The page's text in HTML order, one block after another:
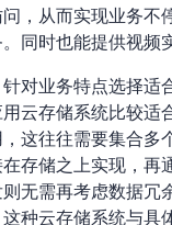
，从而实现业务
同时也能提供视频
对业务特点选择
云存储系统比较
这往往需要集合
存储之上实现，
无需再考虑数据
种云存储系统与具